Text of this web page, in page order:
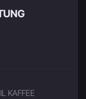
KAFFEE